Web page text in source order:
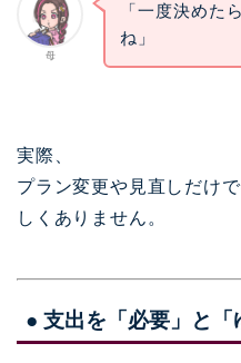
母
「一度決めた
ね」
実際、
プラン変更や見直しだけで
しくありません。
● 支出を「必要」と